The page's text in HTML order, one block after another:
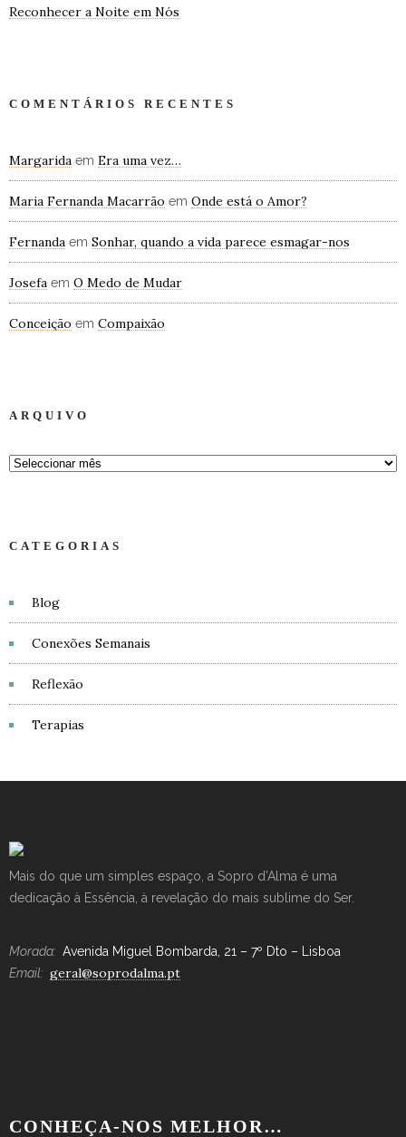
Reconhecer a Noite em Nós
COMENTÁRIOS RECENTES
Margarida em Era uma vez…
Maria Fernanda Macarrão em Onde está o Amor?
Fernanda em Sonhar, quando a vida parece esmagar-nos
Josefa em O Medo de Mudar
Conceição em Compaixão
ARQUIVO
CATEGORIAS
Blog
Conexões Semanais
Reflexão
Terapias
Mais do que um simples espaço, a Sopro d’Alma é uma
dedicação à Essência, à revelação do mais sublime do Ser.
Morada: Avenida Miguel Bombarda, 21 – 7º Dto – Lisboa
Email: geral@soprodalma.pt
CONHEÇA-NOS MELHOR…